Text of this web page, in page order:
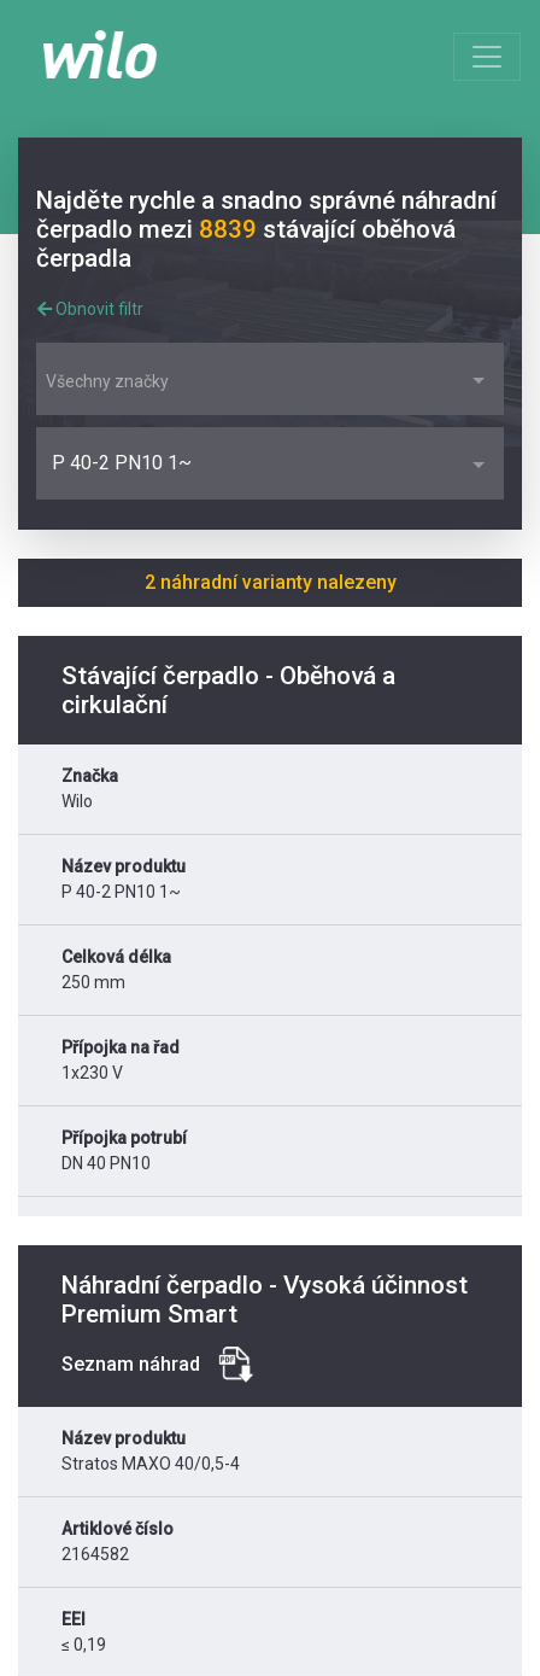
Najděte rychle a snadno správné náhradní
čerpadlo mezi 8839 stávající oběhová
čerpadla
Obnovit filtr
Všechny značky
P 40-2 PN10 1~
2 náhradní varianty nalezeny
Stávající čerpadlo - Oběhová a
cirkulační
Značka
Wilo
Název produktu
P 40-2 PN10 1~
Celková délka
250 mm
Přípojka na řad
1x230 V
Přípojka potrubí
DN 40 PN10
Náhradní čerpadlo - Vysoká účinnost
Premium Smart
Seznam náhrad
Název produktu
Stratos MAXO 40/0,5-4
Artiklové číslo
2164582
EEI
≤ 0,19